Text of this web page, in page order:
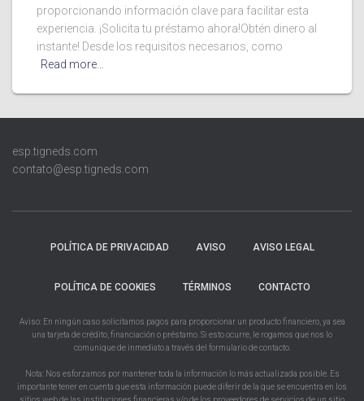
proporcionando información clave para facilitar esta
experiencia. ¡Solicita tu préstamo ahora!Obtén dinero al
instante! Desde los requisitos necesarios, como
Read more…
esp.tigneds.com
contato@esp.tigneds.com
POLÍTICA DE PRIVACIDAD AVISO AVISO LEGAL
POLÍTICA DE COOKIES TÉRMINOS CONTACTO
Aviso: En ningún caso solicitamos pagos para proporcionar un producto financiero, ya sea
una tarjeta de crédito, financiación o préstamo. Si esto ocurre, le rogamos que nos lo
comunique de inmediato a través del formulario de contacto.
Nota: Nos esforzamos por mantener toda la información lo más actualizada posible. Es
importante tener en cuenta que esta información puede diferir de la que se encuentra en los